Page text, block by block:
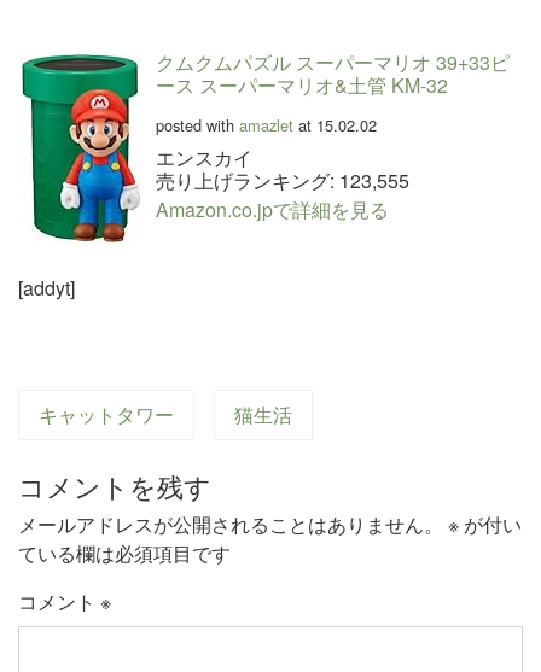
クムクムパズル スーパーマリオ 39+33ピ
ース スーパーマリオ&土管 KM-32
posted with amazlet at 15.02.02
エンスカイ
売り上げランキング: 123,555
Amazon.co.jpで詳細を見る
[addyt]
キャットタワー 猫生活
コメントを残す
メールアドレスが公開されることはありません。 ※ が付い
ている欄は必須項目です
コメント ※